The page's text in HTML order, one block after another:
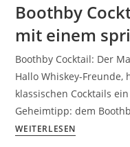
Boothby
mit einem
Boothby Cocktail: Der
Hallo Whiskey-
klassischen Cocktails
Geheimtipp: dem
WEITERLESEN